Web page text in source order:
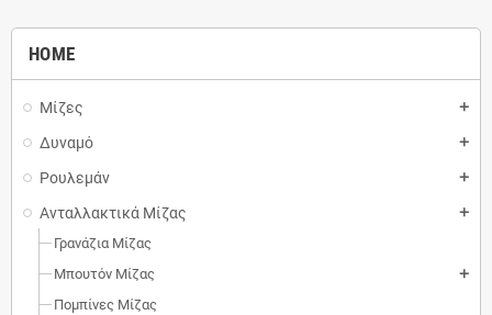
HOME
Μίζες add
Δυναμό add
Ρουλεμάν add
Ανταλλακτικά Μίζας add
Γρανάζια Μίζας
Μπουτόν Μίζας
add
Πομπίνες Μίζας